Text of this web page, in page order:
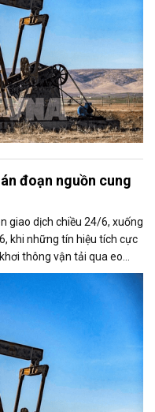
đoạn nguồn cung
giao dịch chiều 24/6, xuống
khi những tín hiệu tích cực
thông vận tải qua eo
cơ gián đoạn nguồn cung